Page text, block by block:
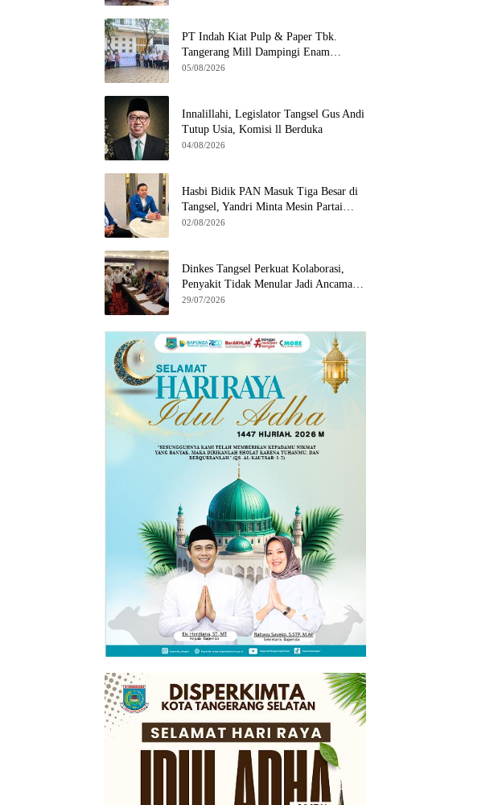
PT Indah Kiat Pulp & Paper Tbk.
Tangerang Mill Dampingi Enam
Wilayah Binaan
05/08/2026
Innalillahi, Legislator Tangsel Gus Andi
Tutup Usia, Komisi ll Berduka
04/08/2026
Hasbi Bidik PAN Masuk Tiga Besar di
Tangsel, Yandri Minta Mesin Partai
Bergerak
02/08/2026
Dinkes Tangsel Perkuat Kolaborasi,
Penyakit Tidak Menular Jadi Ancaman
Utama
29/07/2026